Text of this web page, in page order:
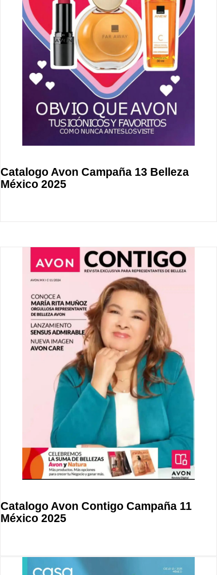
Catalogo Avon Campaña 13 Belleza
México 2025
Catalogo Avon Contigo Campaña 11
México 2025